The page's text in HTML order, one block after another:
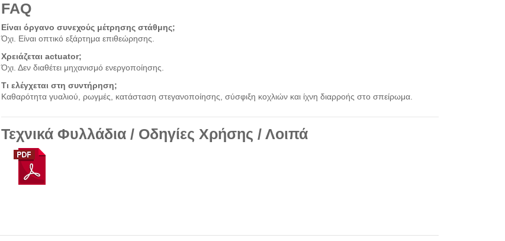
FAQ
Είναι όργανο συνεχούς μέτρησης στάθμης;
Όχι. Είναι οπτικό εξάρτημα επιθεώρησης.
Χρειάζεται actuator;
Όχι. Δεν διαθέτει μηχανισμό ενεργοποίησης.
Τι ελέγχεται στη συντήρηση;
Καθαρότητα γυαλιού, ρωγμές, κατάσταση στεγανοποίησης, σύσφιξη κοχλιών και ίχνη διαρροής στο σπείρωμα.
Τεχνικά Φυλλάδια / Οδηγίες Χρήσης / Λοιπά